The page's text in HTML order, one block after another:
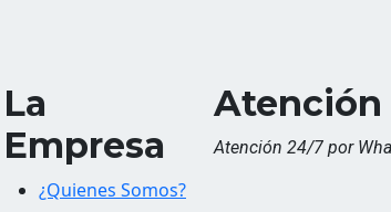
La
Empresa
¿Quienes Somos?
Atención
Atención 24/7 por